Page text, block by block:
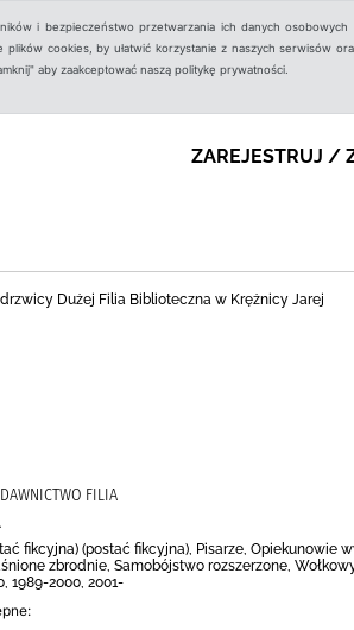
i bezpieczeństwo przetwarzania ich danych
cookies, by ułatwić korzystanie z naszych serwisów
aby zaakceptować naszą politykę prywatności.
ZAREJESTRUJ /
Dużej Filia Biblioteczna w Krężnicy Jarej
FILIA
fikcyjna) (postać fikcyjna), Pisarze,
zbrodnie, Samobójstwo rozszerzone,
1989-2000, 2001-